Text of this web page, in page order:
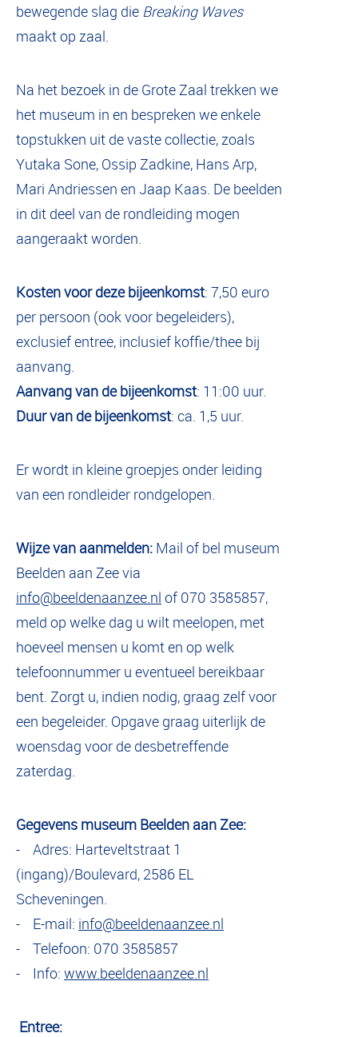
bewegende slag die Breaking Waves
maakt op zaal.
Na het bezoek in de Grote Zaal trekken we
het museum in en bespreken we enkele
topstukken uit de vaste collectie, zoals
Yutaka Sone, Ossip Zadkine, Hans Arp,
Mari Andriessen en Jaap Kaas. De beelden
in dit deel van de rondleiding mogen
aangeraakt worden.
Kosten voor deze bijeenkomst: 7,50 euro
per persoon (ook voor begeleiders),
exclusief entree, inclusief koffie/thee bij
aanvang.
Aanvang van de bijeenkomst: 11:00 uur.
Duur van de bijeenkomst: ca. 1,5 uur.
Er wordt in kleine groepjes onder leiding
van een rondleider rondgelopen.
Wijze van aanmelden: Mail of bel museum
Beelden aan Zee via
info@beeldenaanzee.nl of 070 3585857,
meld op welke dag u wilt meelopen, met
hoeveel mensen u komt en op welk
telefoonnummer u eventueel bereikbaar
bent. Zorgt u, indien nodig, graag zelf voor
een begeleider. Opgave graag uiterlijk de
woensdag voor de desbetreffende
zaterdag.
Gegevens museum Beelden aan Zee:
- Adres: Harteveltstraat 1
(ingang)/Boulevard, 2586 EL
Scheveningen.
- E-mail: info@beeldenaanzee.nl
- Telefoon: 070 3585857
- Info: www.beeldenaanzee.nl
Entree: